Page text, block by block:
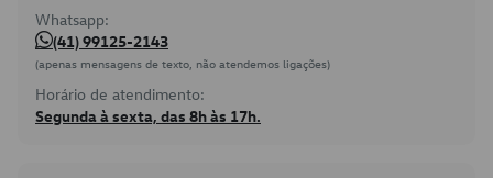
Whatsapp:
(41) 99125-2143
(apenas mensagens de texto, não atendemos ligações)
Horário de atendimento:
Segunda à sexta, das 8h às 17h.